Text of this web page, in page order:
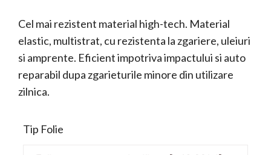
Cel mai rezistent material high-tech. Material
elastic, multistrat, cu rezistenta la zgariere, uleiuri
si amprente. Eficient impotriva impactului si auto
reparabil dupa zgarieturile minore din utilizare
zilnica.
Tip Folie